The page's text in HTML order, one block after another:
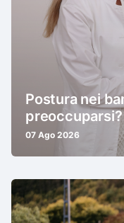
Postura nei
preoccuparsi?
07 Ago 2026